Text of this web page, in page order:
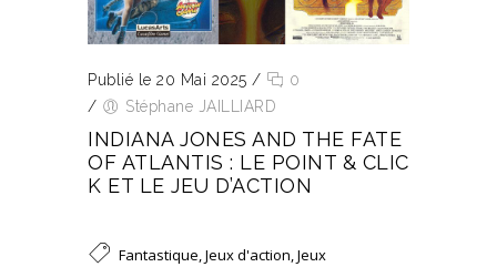
Publié le 20 Mai 2025 /
0
/
Stéphane JAILLIARD
INDIANA JONES AND THE FATE
OF ATLANTIS : LE POINT & CLIC
K ET LE JEU D’ACTION
Fantastique,Jeux d'action,Jeux